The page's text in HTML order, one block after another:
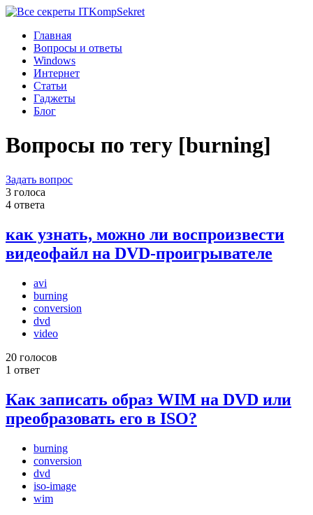
KompSekret
Главная
Вопросы и ответы
Windows
Интернет
Статьи
Гаджеты
Блог
Вопросы по тегу [burning]
Задать вопрос
3 голоса
4 ответа
как узнать, можно ли воспроизвести
видеофайл на DVD-проигрывателе
avi
burning
conversion
dvd
video
20 голосов
1 ответ
Как записать образ WIM на DVD или
преобразовать его в ISO?
burning
conversion
dvd
iso-image
wim